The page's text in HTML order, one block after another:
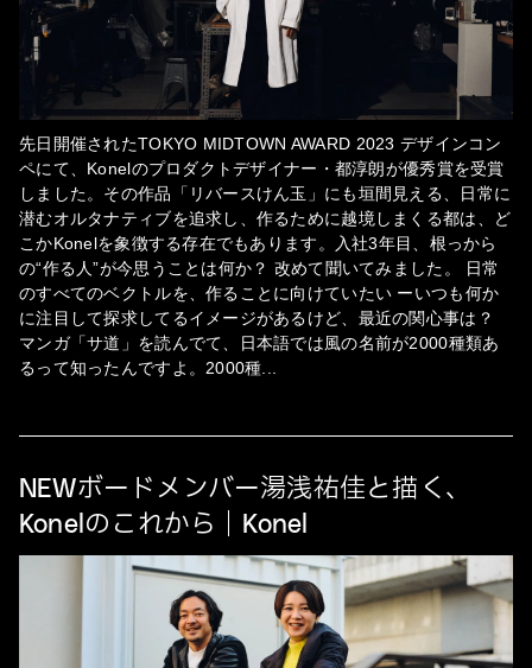
先日開催されたTOKYO MIDTOWN AWARD 2023 デザインコン
ペにて、Konelのプロダクトデザイナー・都淳朗が優秀賞を受賞
しました。その作品「リバースけん玉」にも垣間見える、日常に
潜むオルタナティブを追求し、作るために越境しまくる都は、ど
こかKonelを象徴する存在でもあります。入社3年目、根っから
の“作る人”が今思うことは何か？ 改めて聞いてみました。 日常
のすべてのベクトルを、作ることに向けていたい ーいつも何か
に注目して探求してるイメージがあるけど、最近の関心事は？
マンガ「サ道」を読んでて、日本語では風の名前が2000種類あ
るって知ったんですよ。2000種
NEWボードメンバー湯浅祐佳と描く、
Konelのこれから｜Konel